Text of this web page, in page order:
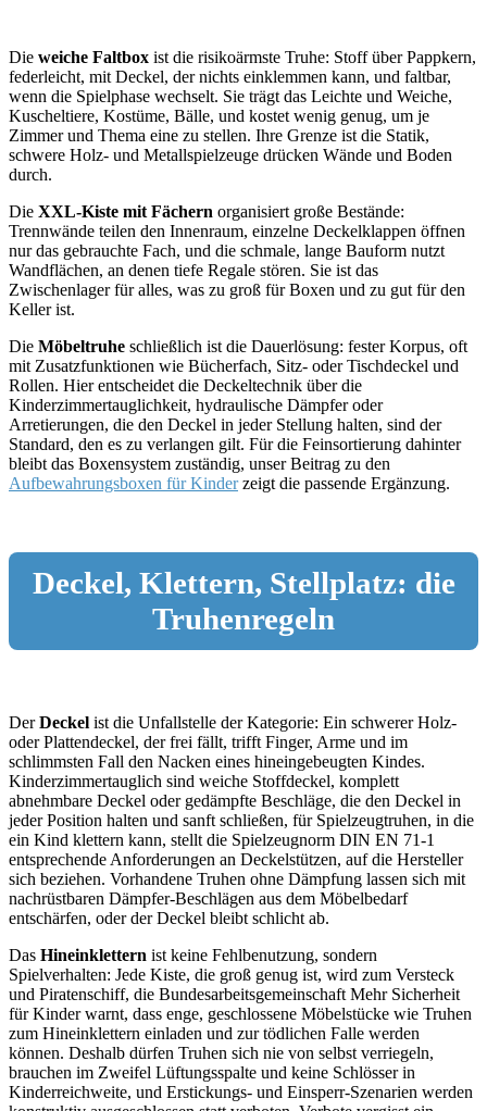
Die weiche Faltbox ist die risikoärmste Truhe: Stoff über Pappkern,
federleicht, mit Deckel, der nichts einklemmen kann, und faltbar,
wenn die Spielphase wechselt. Sie trägt das Leichte und Weiche,
Kuscheltiere, Kostüme, Bälle, und kostet wenig genug, um je
Zimmer und Thema eine zu stellen. Ihre Grenze ist die Statik,
schwere Holz- und Metallspielzeuge drücken Wände und Boden
durch.
Die XXL-Kiste mit Fächern organisiert große Bestände:
Trennwände teilen den Innenraum, einzelne Deckelklappen öffnen
nur das gebrauchte Fach, und die schmale, lange Bauform nutzt
Wandflächen, an denen tiefe Regale stören. Sie ist das
Zwischenlager für alles, was zu groß für Boxen und zu gut für den
Keller ist.
Die Möbeltruhe schließlich ist die Dauerlösung: fester Korpus, oft
mit Zusatzfunktionen wie Bücherfach, Sitz- oder Tischdeckel und
Rollen. Hier entscheidet die Deckeltechnik über die
Kinderzimmertauglichkeit, hydraulische Dämpfer oder
Arretierungen, die den Deckel in jeder Stellung halten, sind der
Standard, den es zu verlangen gilt. Für die Feinsortierung dahinter
bleibt das Boxensystem zuständig, unser Beitrag zu den
Aufbewahrungsboxen für Kinderzeigt die passende Ergänzung.
Deckel, Klettern, Stellplatz: die
Truhenregeln
DerDeckel ist die Unfallstelle der Kategorie: Ein schwerer Holz-
oder Plattendeckel, der frei fällt, trifft Finger, Arme und im
schlimmsten Fall den Nacken eines hineingebeugten Kindes.
Kinderzimmertauglich sind weiche Stoffdeckel, komplett
abnehmbare Deckel oder gedämpfte Beschläge, die den Deckel in
jeder Position halten und sanft schließen, für Spielzeugtruhen, in die
ein Kind klettern kann, stellt die Spielzeugnorm DIN EN 71-1
entsprechende Anforderungen an Deckelstützen, auf die Hersteller
sich beziehen. Vorhandene Truhen ohne Dämpfung lassen sich mit
nachrüstbaren Dämpfer-Beschlägen aus dem Möbelbedarf
entschärfen, oder der Deckel bleibt schlicht ab.
Das Hineinklettern ist keine Fehlbenutzung, sondern
Spielverhalten: Jede Kiste, die groß genug ist, wird zum Versteck
und Piratenschiff, die Bundesarbeitsgemeinschaft Mehr Sicherheit
für Kinder warnt, dass enge, geschlossene Möbelstücke wie Truhen
zum Hineinklettern einladen und zur tödlichen Falle werden
können. Deshalb dürfen Truhen sich nie von selbst verriegeln,
brauchen im Zweifel Lüftungsspalte und keine Schlösser in
Kinderreichweite, und Erstickungs- und Einsperr-Szenarien werden